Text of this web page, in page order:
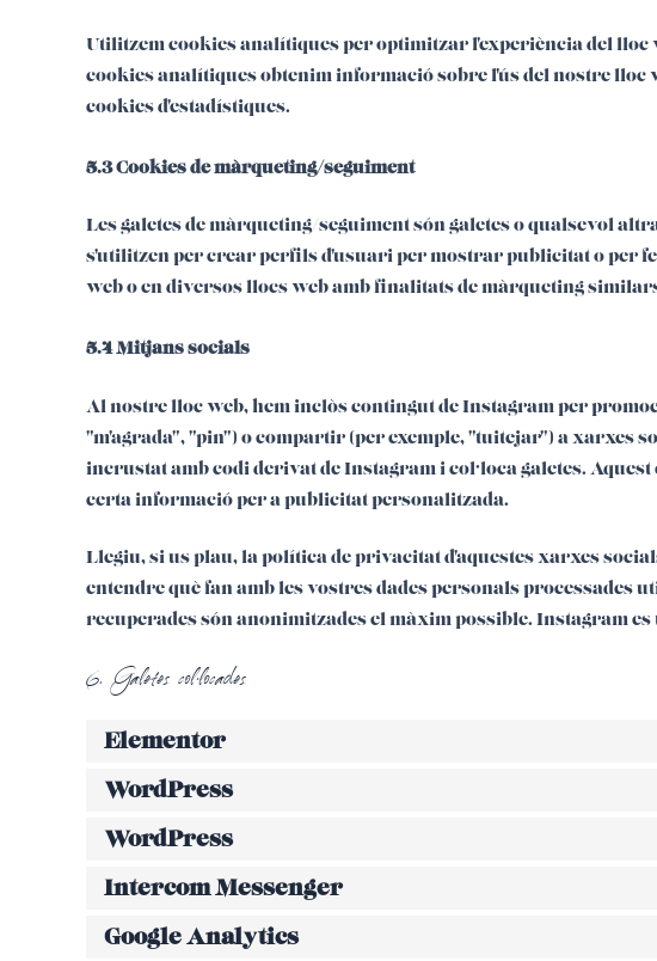
Utilitzem cookies analítiques per optimitzar l'experiència del lloc
cookies analítiques obtenim informació sobre l'ús del nostre lloc
cookies d'estadístiques.
5.3 Cookies de màrqueting/seguiment
Les galetes de màrqueting/seguiment són galetes o qualsevol
s'utilitzen per crear perfils d'usuari per mostrar publicitat o per
web o en diversos llocs web amb finalitats de màrqueting
5.4 Mitjans socials
Al nostre lloc web, hem inclòs contingut de Instagram per
"m'agrada", "pin") o compartir (per exemple, "tuitejar") a xarxes
incrustat amb codi derivat de Instagram i col·loca galetes.
certa informació per a publicitat personalitzada.
Llegiu, si us plau, la política de privacitat d'aquestes xarxes
entendre què fan amb les vostres dades personals processades
recuperades són anonimitzades el màxim possible. Instagram es
6. Galetes col·locades
Elementor
WordPress
WordPress
Intercom Messenger
Google Analytics